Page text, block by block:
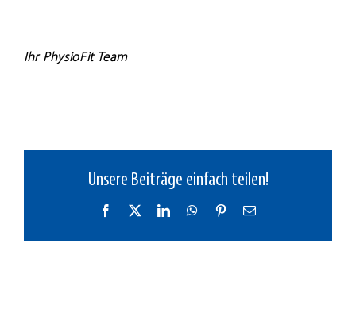
Ihr PhysioFit Team
Unsere Beiträge einfach teilen!
Facebook LinkedInWhatsApp
Pinterest